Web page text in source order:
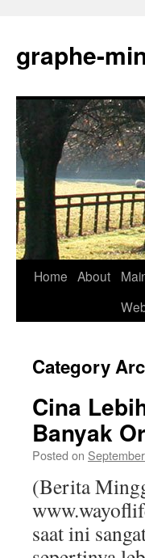
content
graphe-
Home About
Category
Cina
Banyak
Posted on
(Berita
saat ini